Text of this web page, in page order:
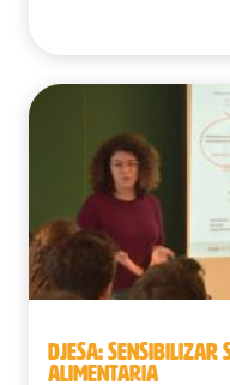
DJESA: SENSIBILIZAR
ALIMENTARIA